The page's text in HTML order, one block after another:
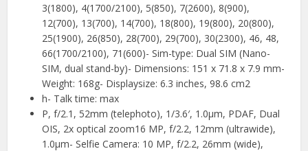
3(1800), 4(1700/2100), 5(850), 7(2600), 8(900),
12(700), 13(700), 14(700), 18(800), 19(800), 20(800),
25(1900), 26(850), 28(700), 29(700), 30(2300), 46, 48,
66(1700/2100), 71(600)- Sim-type: Dual SIM (Nano-
SIM, dual stand-by)- Dimensions: 151 x 71.8 x 7.9 mm-
Weight: 168g- Displaysize: 6.3 inches, 98.6 cm2
h- Talk time: max
P, f/2.1, 52mm (telephoto), 1/3.6′, 1.0µm, PDAF, Dual
OIS, 2x optical zoom16 MP, f/2.2, 12mm (ultrawide),
1.0µm- Selfie Camera: 10 MP, f/2.2, 26mm (wide),